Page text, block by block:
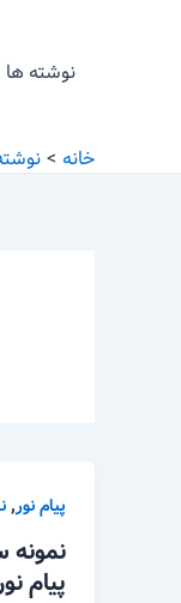
نوشته ها
خانه
پیام نور,
نمونه
پیام